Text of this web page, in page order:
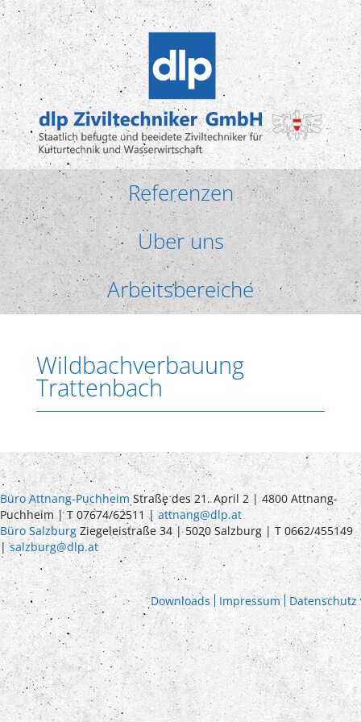
Referenzen
Über uns
Arbeitsbereiche
Wildbachverbauung
Trattenbach
Büro Attnang-Puchheim Straße des 21. April 2 | 4800 Attnang-
Puchheim | T 07674/62511 |attnang@dlp.at
Büro Salzburg Ziegeleistraße 34 | 5020 Salzburg | T 0662/455149
|salzburg@dlp.at
Downloads Impressum Datenschutz